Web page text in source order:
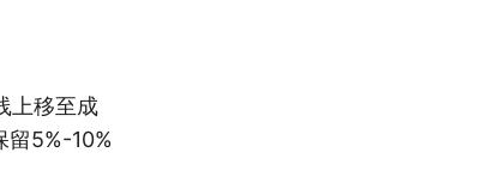
上移至成
留5%-10%